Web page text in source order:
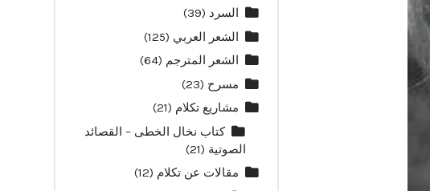
السرد (39)
الشعر العربي (125)
الشعر المترجم (64)
مسرح (23)
مشاريع تكلام (21)
كتاب نخال الخطى – القصائد
الصوتية (21)
مقالات عن تكلام (12)